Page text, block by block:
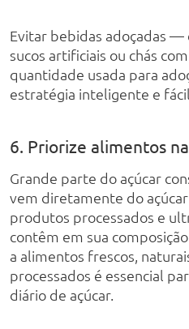
Evitar bebidas adoçadas
sucos artificiais ou chás
quantidade usada para
estratégia inteligente e
6. Priorize alimentos
Grande parte do açúcar
vem diretamente do
produtos processados e
contêm em sua
a alimentos frescos,
processados é essencial
diário de açúcar.